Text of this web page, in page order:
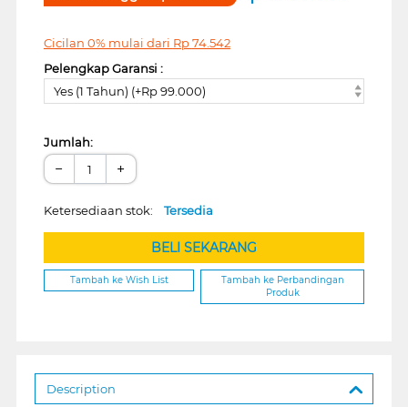
Cicilan 0% mulai dari Rp74.542
Pelengkap Garansi :
Yes (1 Tahun) (+Rp 99.000)
Jumlah:
− +
Ketersediaan stok: Tersedia
BELI SEKARANG
Tambah ke Wish List
Tambah ke Perbandingan
Produk
Description